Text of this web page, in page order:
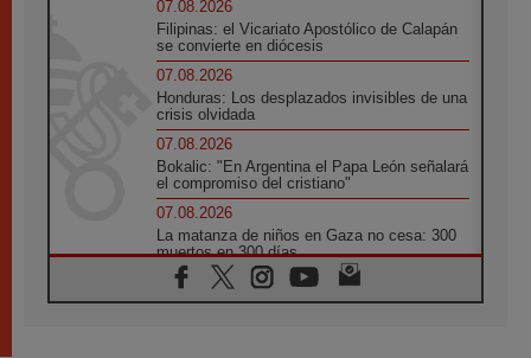
07.08.2026
Filipinas: el Vicariato Apostólico de Calapán
se convierte en diócesis
07.08.2026
Honduras: Los desplazados invisibles de una
crisis olvidada
07.08.2026
Bokalic: "En Argentina el Papa León señalará
el compromiso del cristiano"
07.08.2026
La matanza de niños en Gaza no cesa: 300
muertos en 300 días
07.08.2026
Tagle: La guerra desfigura el mundo, solo la